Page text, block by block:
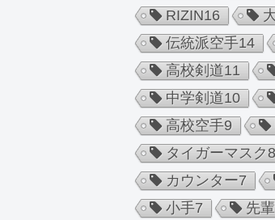
RIZIN16
伝統派空手14
高校剣道11
中学剣道10
高校空手9
タイガーマスク8
カウンター7
小手7 先輩